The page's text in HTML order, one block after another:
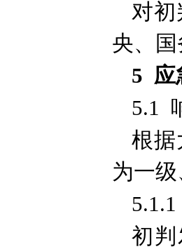
对初
央、国
5 应
5.1
根据
为一
初